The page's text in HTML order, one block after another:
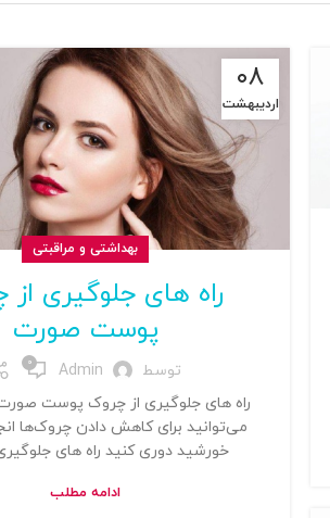
۰۸
اردیبهشت
بهداشتی و مراقبتی
راه های جلوگیری
پوست صورت
توسط Admin
0
راه های جلوگیری از چروک پوست
می‌توانید برای کاهش دادن چروک‌ها
خورشید دوری کنید راه های
ادامه مطلب